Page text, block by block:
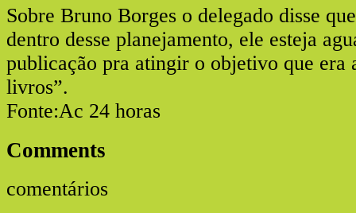
Sobre Bruno Borges o delegado disse
dentro desse planejamento, ele esteja
publicação pra atingir o objetivo que era
livros”.
Fonte:Ac 24 horas
Comments
comentários